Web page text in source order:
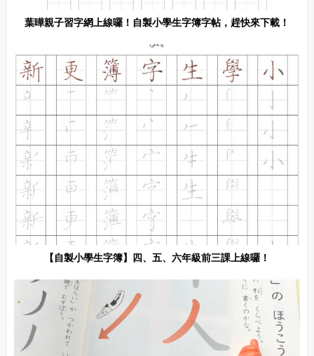
葉曄親子習字網上線囉！自製小學生字簿字帖，趕快來下載！
【自製小學生字簿】四、五、六年級前三課上線囉！